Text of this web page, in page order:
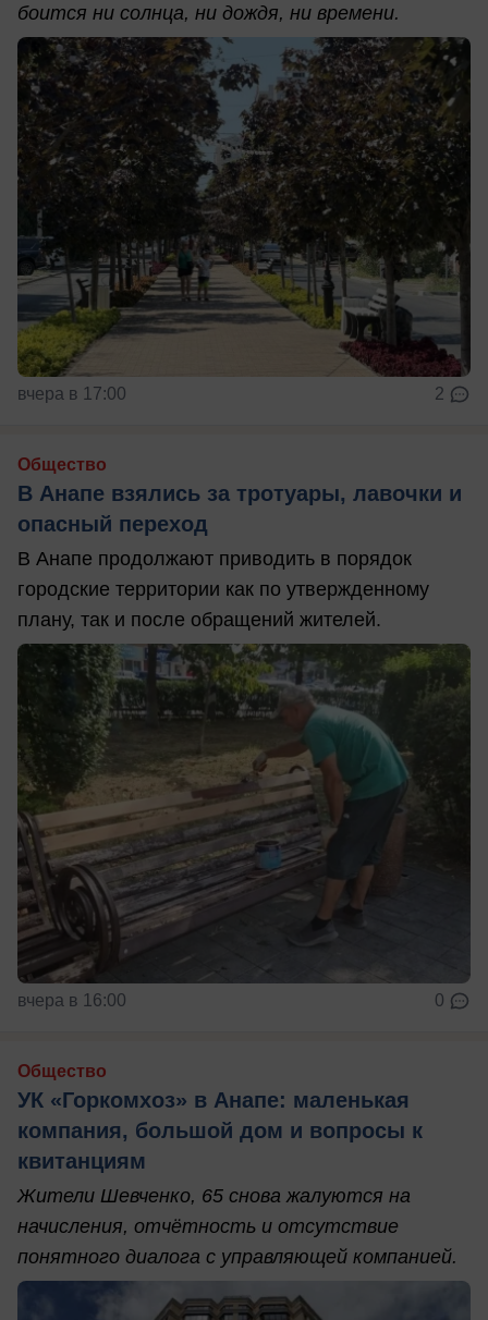
боится ни солнца, ни дождя, ни времени.
вчера в 17:00 2
Общество
В Анапе взялись за тротуары, лавочки и
опасный переход
В Анапе продолжают приводить в порядок
городские территории как по утвержденному
плану, так и после обращений жителей.
вчера в 16:00 0
Общество
УК «Горкомхоз» в Анапе: маленькая
компания, большой дом и вопросы к
квитанциям
Жители Шевченко, 65 снова жалуются на
начисления, отчётность и отсутствие
понятного диалога с управляющей компанией.